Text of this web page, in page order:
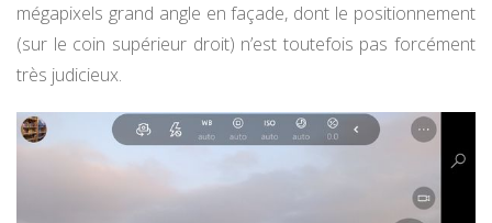
mégapixels grand angle en façade, dont le positionnement
(sur le coin supérieur droit) n’est toutefois pas forcément
très judicieux.